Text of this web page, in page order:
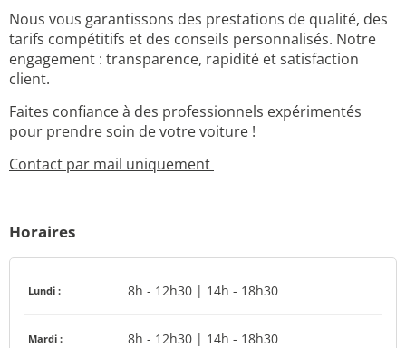
Nous vous garantissons des prestations de qualité, des
tarifs compétitifs et des conseils personnalisés. Notre
engagement : transparence, rapidité et satisfaction
client.
Faites confiance à des professionnels expérimentés
pour prendre soin de votre voiture !
Contact par mail uniquement
Horaires
Lundi : 8h - 12h30 | 14h - 18h30
Mardi : 8h - 12h30 | 14h - 18h30